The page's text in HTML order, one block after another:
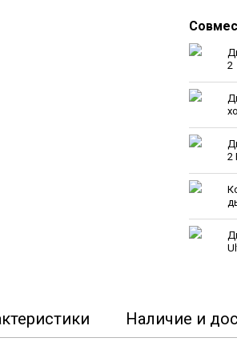
2
2
Наличие и